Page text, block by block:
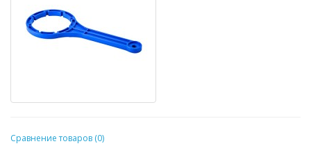
Сравнение товаров (0)